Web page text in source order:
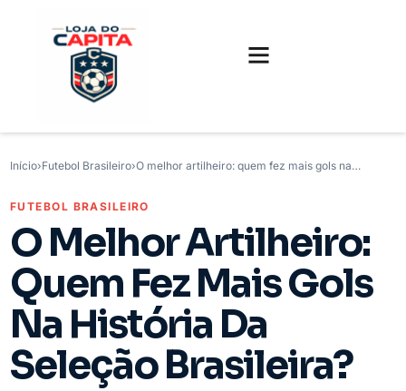
Início›Futebol Brasileiro›O melhor artilheiro: quem fez mais gols na…
FUTEBOL BRASILEIRO
O Melhor Artilheiro:
Quem Fez Mais Gols
Na História Da
Seleção Brasileira?